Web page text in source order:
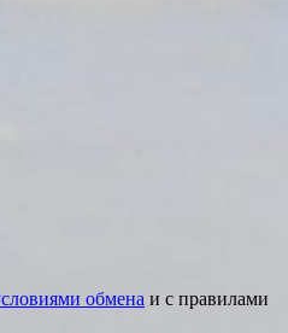
обмена и с правилами